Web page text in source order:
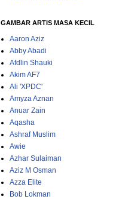
GAMBAR ARTIS MASA KECIL
Aaron Aziz
Abby Abadi
Afdlin Shauki
Akim AF7
Ali 'XPDC'
Amyza Aznan
Anuar Zain
Aqasha
Ashraf Muslim
Awie
Azhar Sulaiman
Aziz M Osman
Azza Elite
Bob Lokman